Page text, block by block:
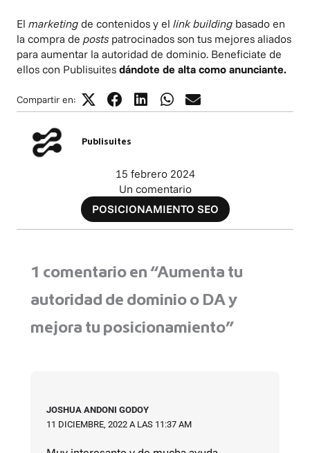
El marketing de contenidos y el link building basado en
la compra de posts patrocinados son tus mejores aliados
para aumentar la autoridad de dominio. Beneficiate de
ellos con Publisuites dándote de alta como anunciante.
Compartir en:
Publisuites
15 febrero 2024
Un comentario
POSICIONAMIENTO SEO
1 comentario en “Aumenta tu
autoridad de dominio o DA y
mejora tu posicionamiento”
JOSHUA ANDONI GODOY
11 DICIEMBRE, 2022 A LAS 11:37 AM